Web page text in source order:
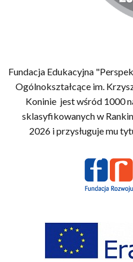
Fundacja Edukacyjna
Ogólnokształcące im.
Koninie jest wśród 1000
sklasyfikowanych w
2026 i przysługuje mu